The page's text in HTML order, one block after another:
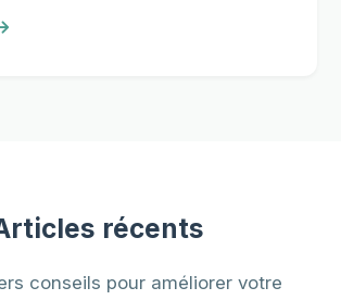
récents
conseils pour améliorer votre